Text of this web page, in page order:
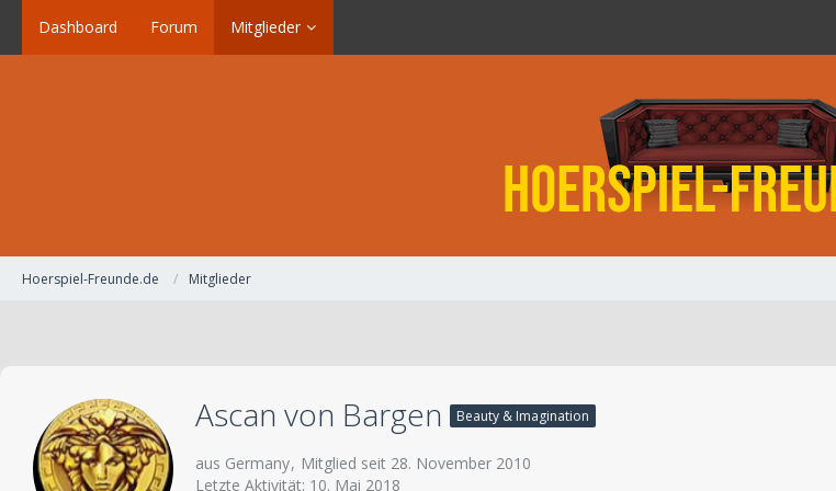
Dashboard Forum Mitglieder
Hoerspiel-Freunde.de Mitglieder
Ascan von Bargen Beauty & Imagination
aus Germany
Mitglied seit 28. November 2010
Letzte Aktivität: 10. Mai 2018